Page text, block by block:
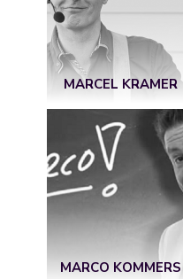
MARCEL KRAMER
MARCO KOMMERS